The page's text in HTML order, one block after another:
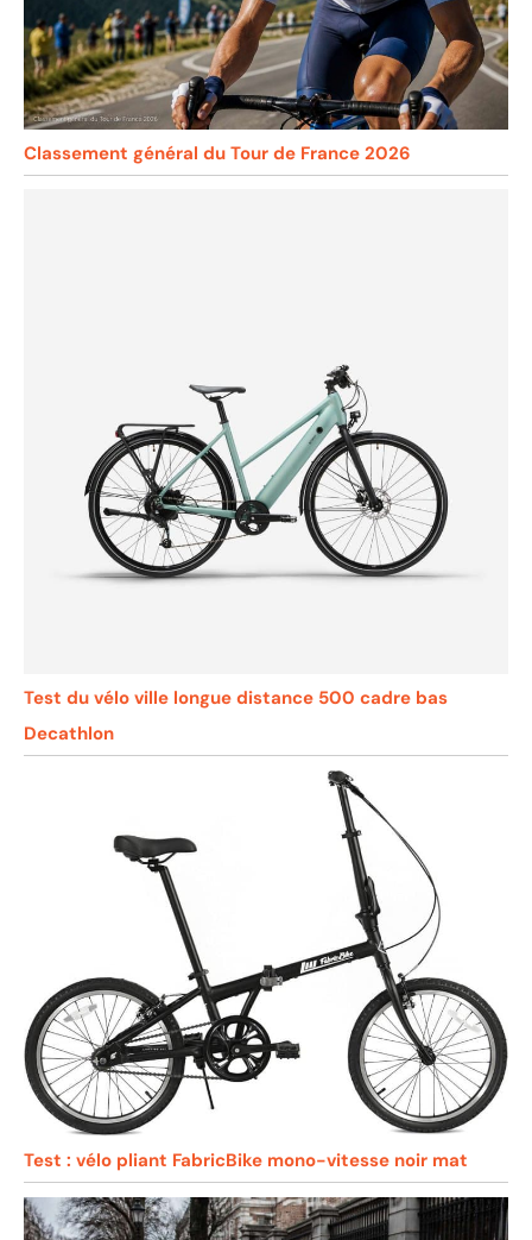
Classement général du Tour de France 2026
Test du vélo ville longue distance 500 cadre bas
Decathlon
Test : vélo pliant FabricBike mono-vitesse noir mat